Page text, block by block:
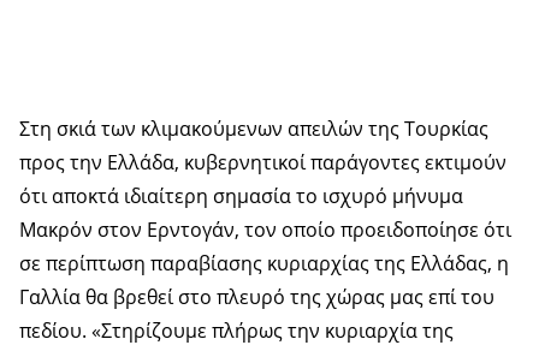
Στη σκιά των κλιμακούμενων απειλών της Τουρκίας
προς την Ελλάδα, κυβερνητικοί παράγοντες εκτιμούν
ότι αποκτά ιδιαίτερη σημασία το ισχυρό μήνυμα
Μακρόν στον Ερντογάν, τον οποίο προειδοποίησε ότι
σε περίπτωση παραβίασης κυριαρχίας της Ελλάδας, η
Γαλλία θα βρεθεί στο πλευρό της χώρας μας επί του
πεδίου. «Στηρίζουμε πλήρως την κυριαρχία της